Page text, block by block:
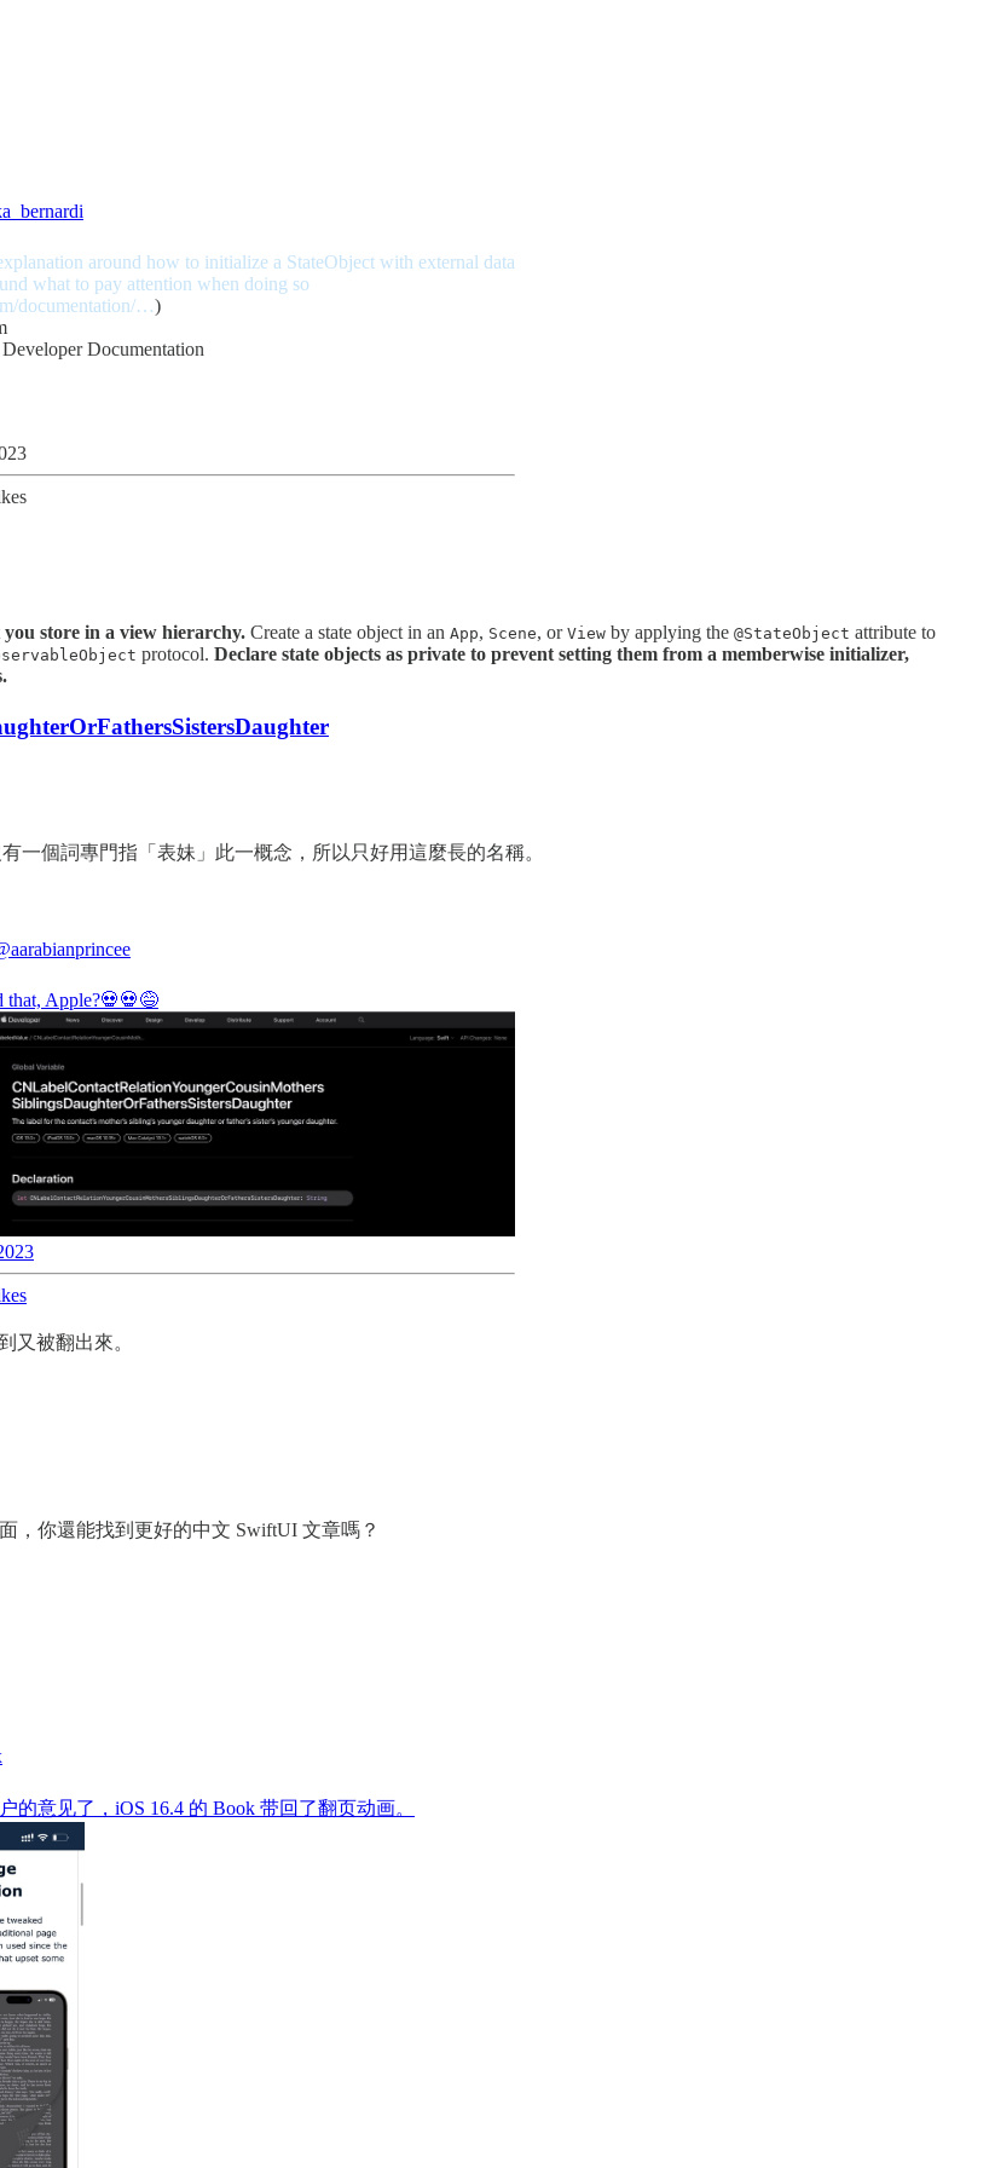
around how to initialize a StateObject with external data
what to pay attention when doing so
documentation/…)
Documentation
store in a view hierarchy. Create a state object in an App, Scene, or View by applying the @StateObject attribute to
protocol. Declare state objects as private to prevent setting them from a memberwise initializer,
一個詞專門指「表妹」此一概念，所以只好用這麼長的名稱。
that, Apple?💀💀😅
又被翻出來。
，你還能找到更好的中文 SwiftUI 文章嗎？
的意见了，iOS 16.4 的 Book 带回了翻页动画。